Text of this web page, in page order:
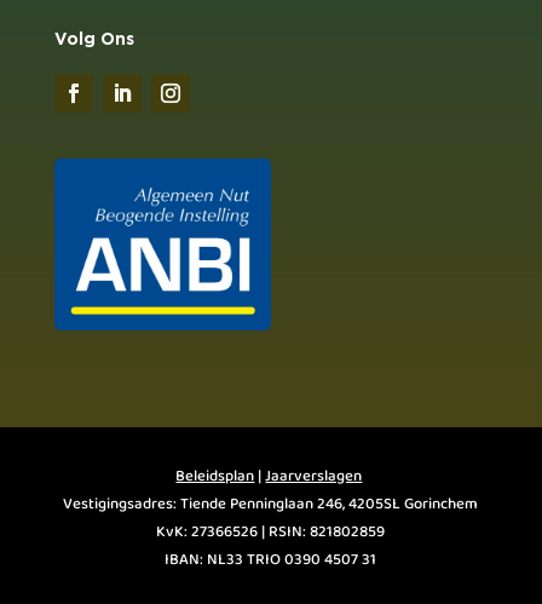
Volg Ons
Beleidsplan|Jaarverslagen
Vestigingsadres: Tiende Penninglaan 246, 4205SL Gorinchem
KvK: 27366526 | RSIN: 821802859
IBAN: NL33 TRIO 0390 4507 31